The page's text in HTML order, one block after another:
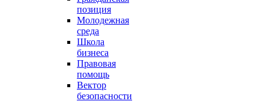
позиция
Молодежная
среда
Школа
бизнеса
Правовая
помощь
Вектор
безопасности